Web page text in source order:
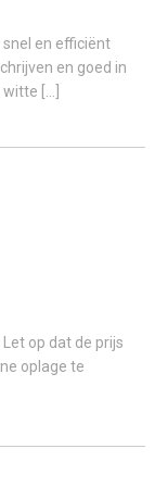
en efficiënt
en goed in
[…]
op dat de prijs
oplage te